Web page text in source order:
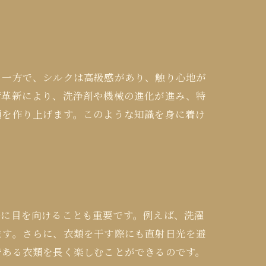
方で、シルクは高級感があり、触り心地が
新により、洗浄剤や機械の進化が進み、特
作り上げます。このような知識を身に着け
目を向けることも重要です。例えば、洗濯
。さらに、衣類を干す際にも直射日光を避
衣類を長く楽しむことができるのです。